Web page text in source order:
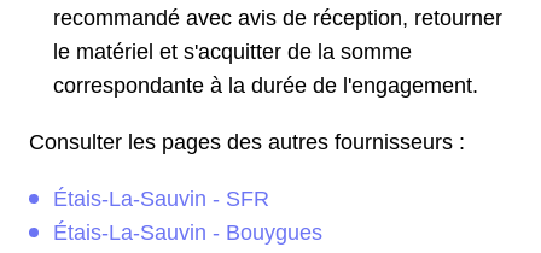
recommandé avec avis de réception, retourner
le matériel et s'acquitter de la somme
correspondante à la durée de l'engagement.
Consulter les pages des autres fournisseurs :
Étais-La-Sauvin - SFR
Étais-La-Sauvin - Bouygues